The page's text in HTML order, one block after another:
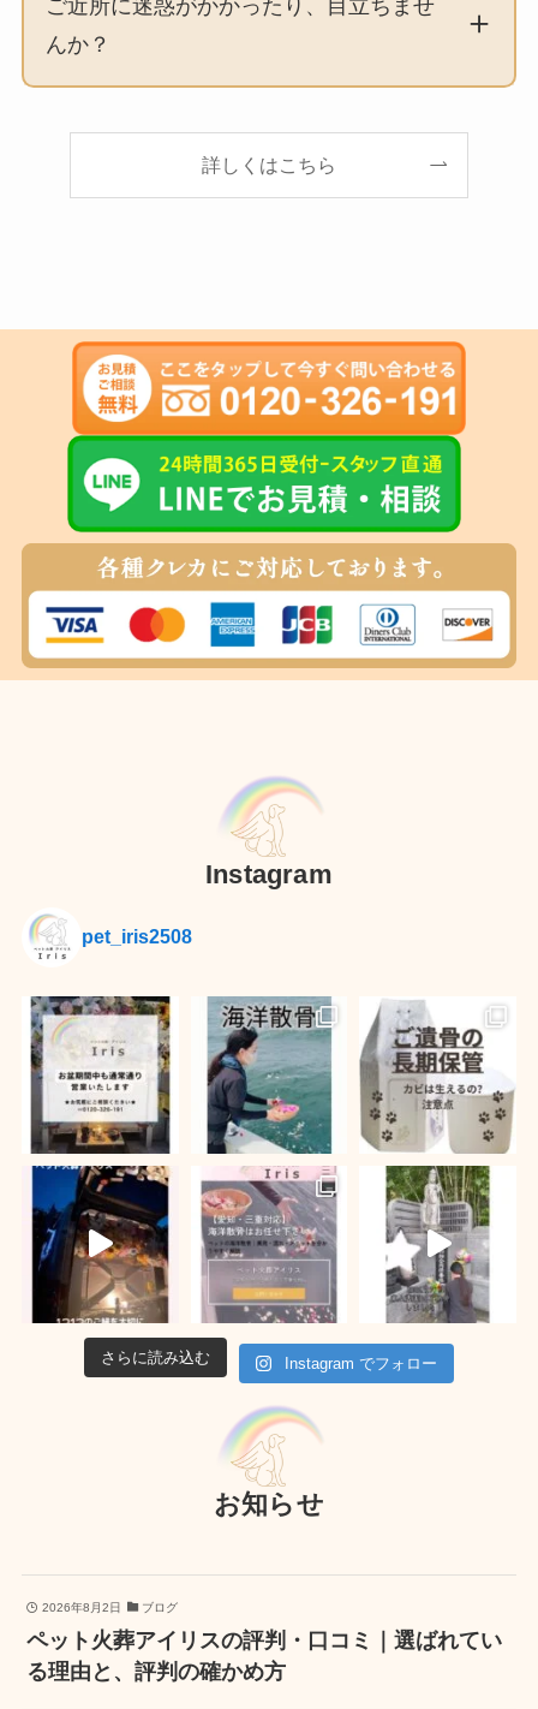
ご近所に迷惑がかかったり、目立ちませ
んか？
詳しくはこちら
Instagram
pet_iris2508
さらに読み込む Instagram でフォロー
お知らせ
2026年8月2日 ブログ
ペット火葬アイリスの評判・口コミ｜選ばれてい
る理由と、評判の確かめ方